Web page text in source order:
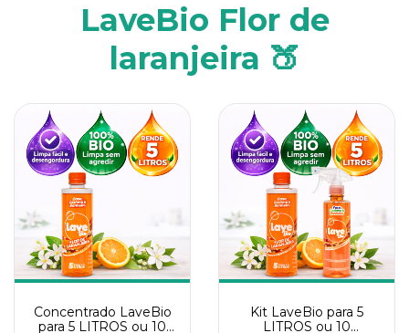
LaveBio Flor de
laranjeira 🍑
Concentrado LaveBio
para 5 LITROS ou 10
Kit LaveBio para 5
LITROS ou 10